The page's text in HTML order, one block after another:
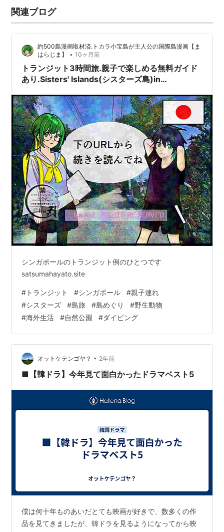
関連ブログ
約500島漫画取材済.トカラ小宝島が主人公の国際島漫画【ま
はらじま】
• 10ヶ月前
トランジット3時間旅.親子で楽しめる無料ガイド
あり.Sisters' Islands(シスターズ島)in
シンガポールのトランジット例のひとつです
satsumahayato.site
# トランジット #シンガポール #親子連れ
#シスターズ #島旅 #島めぐり #野生動物
#海外生活 #自然公園 #ダイビング
オットケテンゴヤ？ • 2年前
■【韓ドラ】今年見て面白かったドラマベスト5
僕は何十年ものあいだとても映画が好きで、数多くの作
品を見てきましたが、韓ドラを見るようになってから映